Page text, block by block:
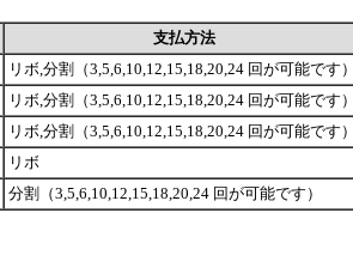
支払方法
リボ,分割（3,5,6,10,12,15,18,20,24 回が可能です）
リボ,分割（3,5,6,10,12,15,18,20,24 回が可能です）
リボ,分割（3,5,6,10,12,15,18,20,24 回が可能です）
リボ
分割（3,5,6,10,12,15,18,20,24 回が可能です）